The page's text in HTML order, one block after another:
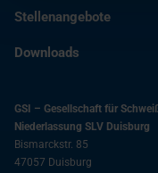
Stellenangebote
Downloads
GSI – Gesellschaft für
Niederlassung SLV Duisburg
Bismarckstr. 85
47057 Duisburg